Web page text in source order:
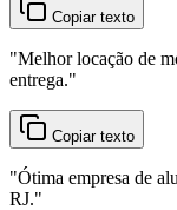
Copiar texto
"Melhor locação de
entrega."
Copiar texto
"Ótima empresa de
RJ."